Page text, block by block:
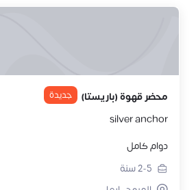
محضر قهوة (باريستا) جديدة
silver anchor
دوام كامل
2-5سنة